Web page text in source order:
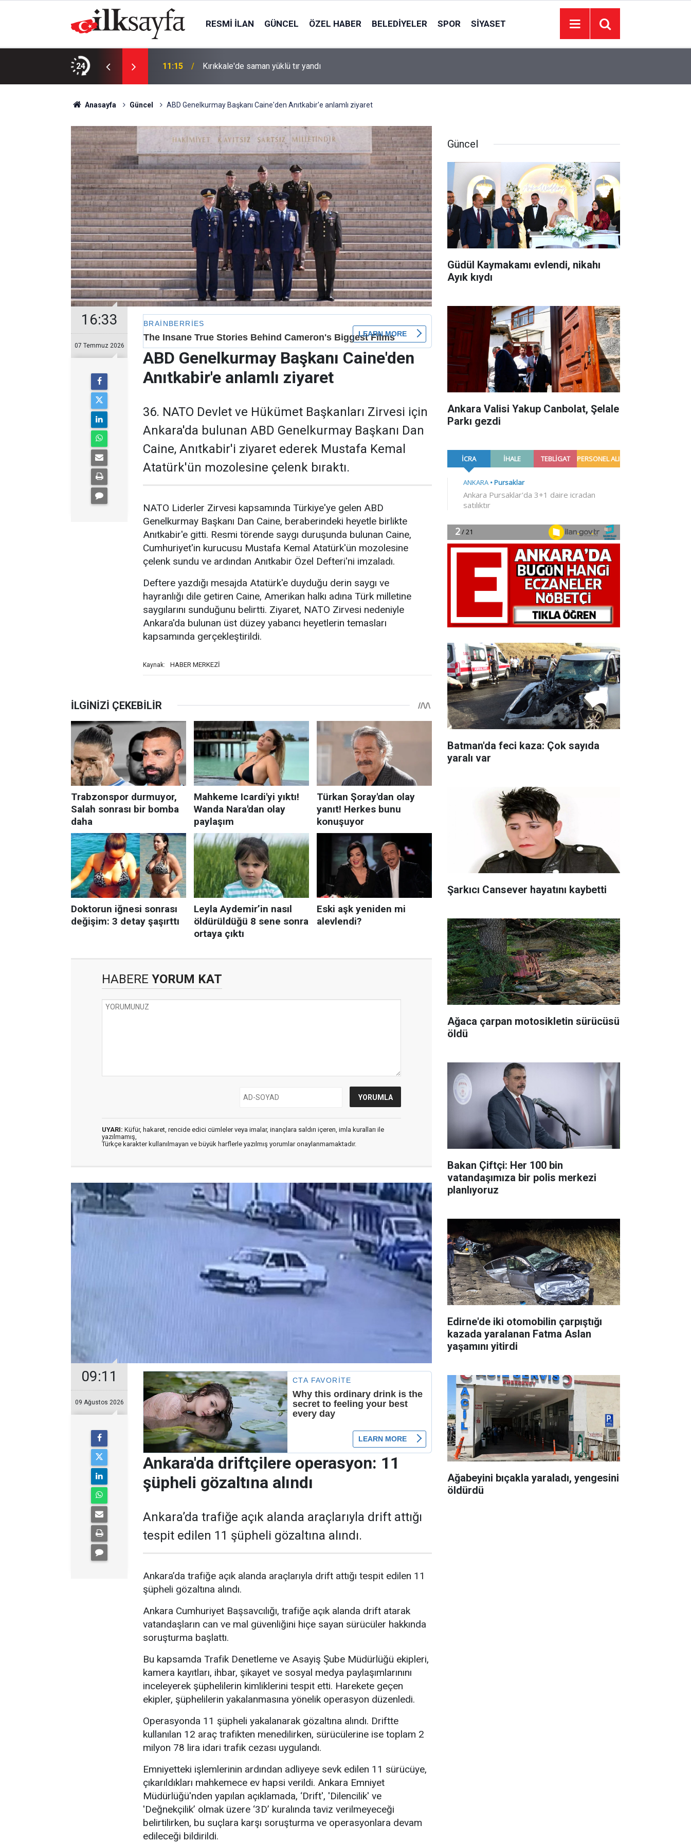
RESMI İLAN GÜNCEL ÖZEL HABER BELEDIYELER SPOR SIYASET
24 11:15 Kırıkkale'de saman yüklü tır yandı
Anasayfa Güncel ABD Genelkurmay Başkanı Caine'den Anıtkabir'e anlamlı ziyaret
16:33
07 Temmuz 2026
ABD Genelkurmay Başkanı Caine'den
Anıtkabir'e anlamlı ziyaret
36. NATO Devlet ve Hükümet Başkanları Zirvesi için
Ankara'da bulunan ABD Genelkurmay Başkanı Dan
Caine, Anıtkabir'i ziyaret ederek Mustafa Kemal
Atatürk'ün mozolesine çelenk bıraktı.
NATO Liderler Zirvesi kapsamında Türkiye'ye gelen ABD
Genelkurmay Başkanı Dan Caine, beraberindeki heyetle birlikte
Anıtkabir'e gitti. Resmi törende saygı duruşunda bulunan Caine,
Cumhuriyet'in kurucusu Mustafa Kemal Atatürk'ün mozolesine
çelenk sundu ve ardından Anıtkabir Özel Defteri'ni imzaladı.
Deftere yazdığı mesajda Atatürk'e duyduğu derin saygı ve
hayranlığı dile getiren Caine, Amerikan halkı adına Türk milletine
saygılarını sunduğunu belirtti. Ziyaret, NATO Zirvesi nedeniyle
Ankara'da bulunan üst düzey yabancı heyetlerin temasları
kapsamında gerçekleştirildi.
Kaynak: HABER MERKEZİ
HABERE YORUM KAT
UYARI: Küfür, hakaret, rencide edici cümleler veya imalar, inançlara saldırı içeren, imla kuralları ile
yazılmamış,
Türkçe karakter kullanılmayan ve büyük harflerle yazılmış yorumlar onaylanmamaktadır.
09:11
09 Ağustos 2026
Ankara'da driftçilere operasyon: 11
şüpheli gözaltına alındı
Ankara’da trafiğe açık alanda araçlarıyla drift attığı
tespit edilen 11 şüpheli gözaltına alındı.
Ankara’da trafiğe açık alanda araçlarıyla drift attığı tespit edilen 11
şüpheli gözaltına alındı.
Ankara Cumhuriyet Başsavcılığı, trafiğe açık alanda drift atarak
vatandaşların can ve mal güvenliğini hiçe sayan sürücüler hakkında
soruşturma başlattı.
Bu kapsamda Trafik Denetleme ve Asayiş Şube Müdürlüğü ekipleri,
kamera kayıtları, ihbar, şikayet ve sosyal medya paylaşımlarınını
inceleyerek şüphelilerin kimliklerini tespit etti. Harekete geçen
ekipler, şüphelilerin yakalanmasına yönelik operasyon düzenledi.
Operasyonda 11 şüpheli yakalanarak gözaltına alındı. Driftte
kullanılan 12 araç trafikten menedilirken, sürücülerine ise toplam 2
milyon 78 lira idari trafik cezası uygulandı.
Emniyetteki işlemlerinin ardından adliyeye sevk edilen 11 sürücüye,
çıkarıldıkları mahkemece ev hapsi verildi. Ankara Emniyet
Müdürlüğü'nden yapılan açıklamada, ‘Drift', 'Dilencilik' ve
'Değnekçilik’ olmak üzere ‘3D’ kuralında taviz verilmeyeceği
belirtilirken, bu suçlara karşı soruşturma ve operasyonlara devam
edileceği bildirildi.
Güncel
Güdül Kaymakamı evlendi, nikahı
Ayık kıydı
Ankara Valisi Yakup Canbolat, Şelale
Parkı gezdi
Batman'da feci kaza: Çok sayıda
yaralı var
Şarkıcı Cansever hayatını kaybetti
Ağaca çarpan motosikletin sürücüsü
öldü
Bakan Çiftçi: Her 100 bin
vatandaşımıza bir polis merkezi
planlıyoruz
Edirne'de iki otomobilin çarpıştığı
kazada yaralanan Fatma Aslan
yaşamını yitirdi
Ağabeyini bıçakla yaraladı, yengesini
öldürdü